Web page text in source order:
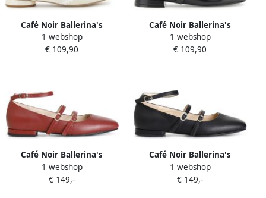
Café Noir Ballerina's
C1EG9011
1 webshop
€ 109,90
Café Noir Ballerina's
C1XV9718
1 webshop
€ 109,90
Café Noir Ballerina's
C1XG1011
1 webshop
€ 149,-
Café Noir Ballerina's
C1XG1011
1 webshop
€ 149,-